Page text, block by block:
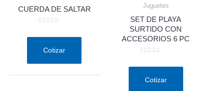
CUERDA DE SALTAR
deCotizar
Juguetes
SET DE PLAYA
SURTIDO CON
ACCESORIOS 6 PC
deCotizar